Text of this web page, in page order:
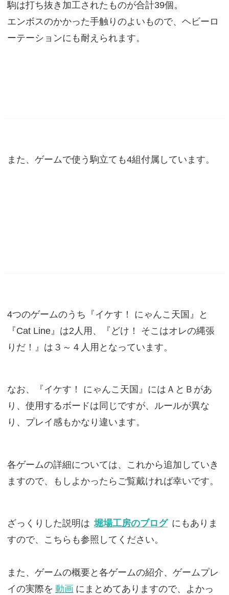
駒は打ち抜き加工されたものが合計39個。
エンボスのかかった手触りのよいもので、ヘビーロ
ーテーションにも耐えられます。
また、ゲームで使う駒立ても4組付属しています。
4つのゲームのうち『イケす！ にゃんこ天国』と
『Cat Line』は2人用、『どけ！ そこはオレの縄張
りだ！』は３～４人用となっています。
なお、『イケす！ にゃんこ天国』にはＡとＢがあ
り、使用するボードは同じですが、ルールが異な
り、プレイ感もかなり違います。
各ゲームの詳細については、これから追加していき
ますので、もしよかったらご覧戴ければ幸いです。
ざっくりした説明は 堀場工房のブログ にもありま
すので、こちらも参照してください。
また、ゲームの概要と各ゲームの紹介、ゲームプレ
イの実際を 動画 にまとめてありますので、よかっ